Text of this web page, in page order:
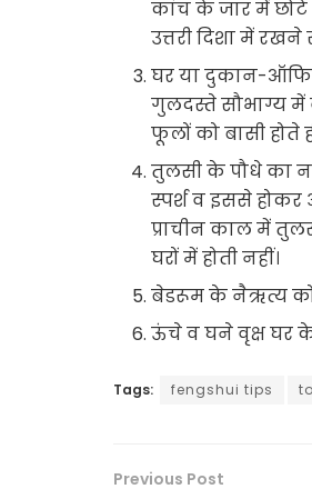
कांच के जार में छोटे
उत्तरी दिशा में
घर या दुकान-
गुलदस्ते सौभाग्य में
फूलों को बासी होते
तुलसी के पौधे का न
स्पर्श व इससे होकर
प्राचीन काल में
घरों में होती नहीं।
बेडरूम के नैऋत्य
ऊंचे व घने वृक्ष घर के
Tags: fengshui tips
Previous Post